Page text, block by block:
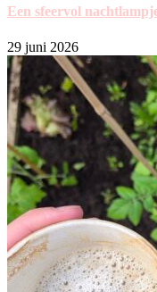
Een sfeervol
29 juni 2026